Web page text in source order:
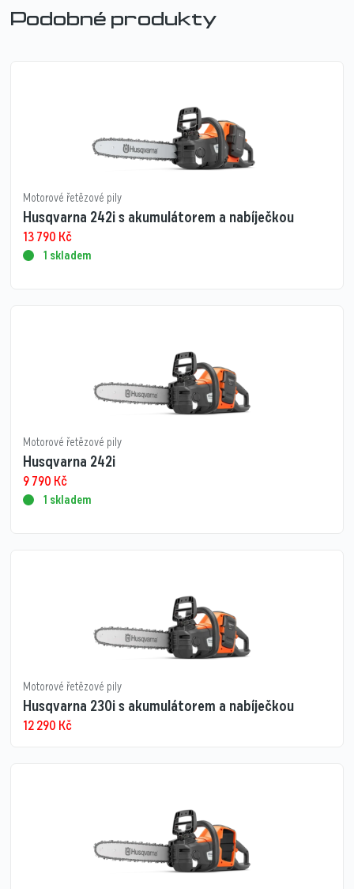
Podobné produkty
Motorové řetězové pily
Husqvarna 242i s akumulátorem a nabíječkou
13 790 Kč
1 skladem
Motorové řetězové pily
Husqvarna 242i
9 790 Kč
1 skladem
Motorové řetězové pily
Husqvarna 230i s akumulátorem a nabíječkou
12 290 Kč